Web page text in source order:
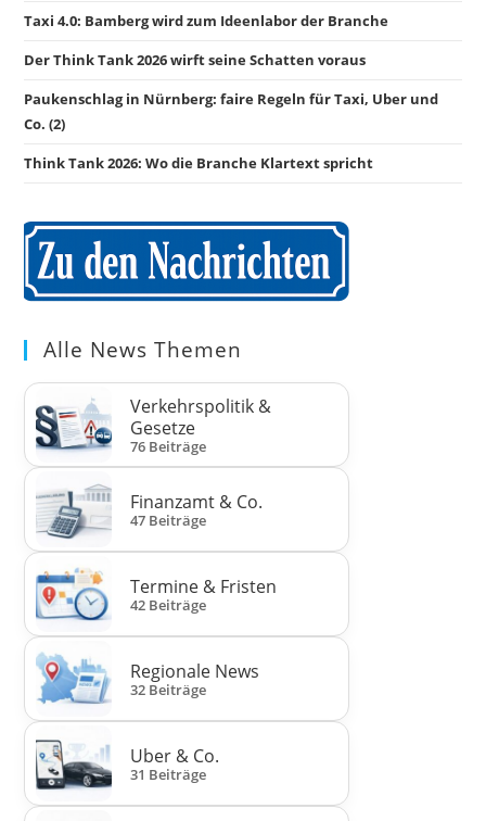
Taxi 4.0: Bamberg wird zum Ideenlabor der Branche
Der Think Tank 2026 wirft seine Schatten voraus
Paukenschlag in Nürnberg: faire Regeln für Taxi, Uber und
Co. (2)
Think Tank 2026: Wo die Branche Klartext spricht
Alle News Themen
Verkehrspolitik &
Gesetze
76 Beiträge
Finanzamt & Co.
47 Beiträge
Termine & Fristen
42 Beiträge
Regionale News
32 Beiträge
Uber & Co.
31 Beiträge